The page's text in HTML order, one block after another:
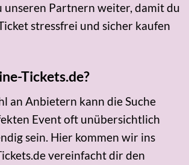
unseren Partnern weiter, damit du
stressfrei und sicher kaufen
Tickets.de?
an Anbietern kann die Suche
Event oft unübersichtlich
sein. Hier kommen wir ins
vereinfacht dir den